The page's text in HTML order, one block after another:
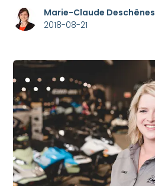
Marie-Claude Deschênes
2018-08-21